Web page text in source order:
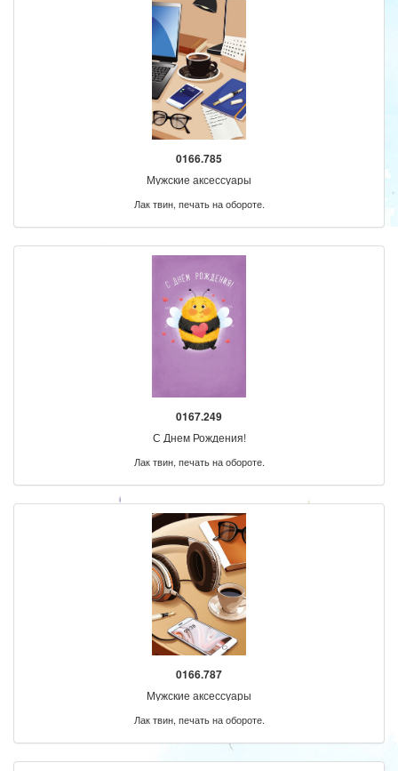
0166.785
Мужские аксессуары
Лак твин, печать на обороте.
0167.249
С Днем Рождения!
Лак твин, печать на обороте.
0166.787
Мужские аксессуары
Лак твин, печать на обороте.